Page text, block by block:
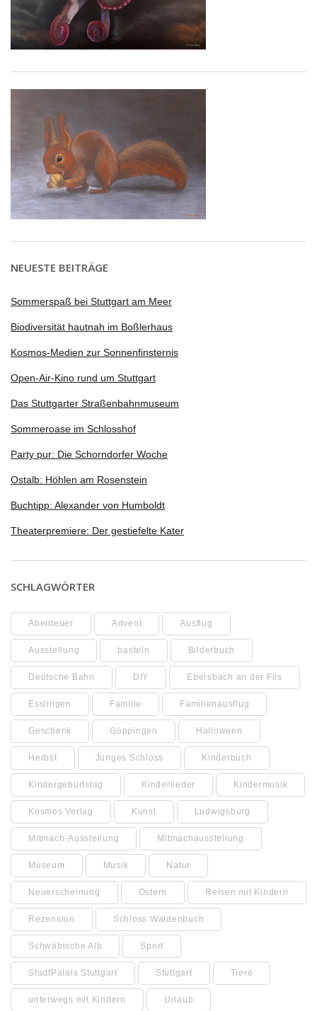
NEUESTE BEITRÄGE
Sommerspaß bei Stuttgart am Meer
Biodiversität hautnah im Boßlerhaus
Kosmos-Medien zur Sonnenfinsternis
Open-Air-Kino rund um Stuttgart
Das Stuttgarter Straßenbahnmuseum
Sommeroase im Schlosshof
Party pur: Die Schorndorfer Woche
Ostalb: Höhlen am Rosenstein
Buchtipp: Alexander von Humboldt
Theaterpremiere: Der gestiefelte Kater
SCHLAGWÖRTER
Abenteuer Advent Ausflug
Ausstellung basteln Bilderbuch
Deutsche Bahn DIY Ebersbach an der Fils
Esslingen Familie Familienausflug
Geschenk Göppingen Halloween
Herbst Junges Schloss Kinderbuch
Kindergeburtstag Kinderlieder Kindermusik
Kosmos Verlag Kunst Ludwigsburg
Mitmach-Ausstellung Mitmachausstellung
Museum Musik Natur
Neuerscheinung Ostern Reisen mit Kindern
Rezension Schloss Waldenbuch
Schwäbische Alb Sport
StadtPalais Stuttgart Stuttgart Tiere
unterwegs mit Kindern Urlaub